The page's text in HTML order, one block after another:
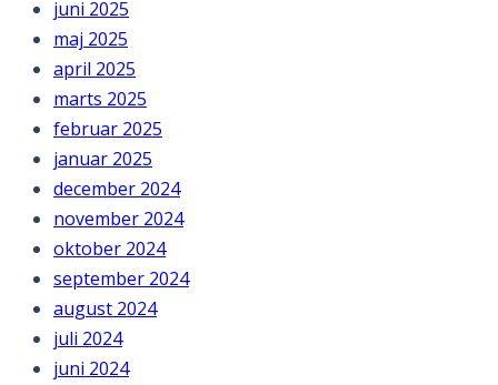
juni 2025
maj 2025
april 2025
marts 2025
februar 2025
januar 2025
december 2024
november 2024
oktober 2024
september 2024
august 2024
juli 2024
juni 2024